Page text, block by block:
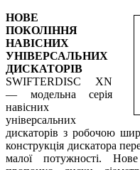
НОВЕ
ПОКОЛІННЯ
НАВІСНИХ
УНІВЕРСАЛЬНИХ
ДИСКАТОРІВ
SWIFTERDISC XN
— модельна серія
навісних
універсальних
дискаторів з робочою
конструкція дискатора
малої потужності.